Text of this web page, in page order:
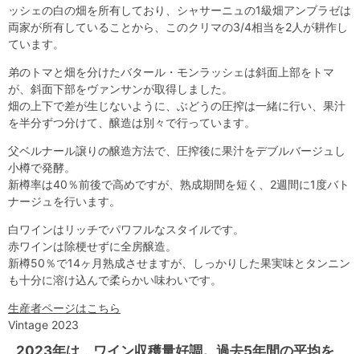
ッシェの白の畑を所有しており、シャサーニュの1級畑アンブラゼは
両家が所有していることから、このクリマの3/4相当を2人が耕作し
ています。
弟のトマと畑を分けたバタール・モンラッシェは斜面上部をトマ
が、斜面下部をヴァンサンが取得しました。
畑の上下で差が生じないように、ぶどうの圧搾は一緒に行い、果汁
を半分ずつ分けて、醸造は別々で行っています。
父ベルナール譲りの醸造方法で、圧搾後に果汁をデブルバージュし
小樽で発酵。
新樽率は40％前後で高めですが、熟成期間を短く、2週間に1度バト
ナージュを行います。
白ワインはリッチでパワフルなスタイルです。
赤ワインは除梗せずに全房醸造。
新樽50％で14ヶ月熟成させますが、しっかりした果実味とタンニン
も十分に溶け込んで柔らかい味わいです。
生産者ページはこちら
Vintage 2023